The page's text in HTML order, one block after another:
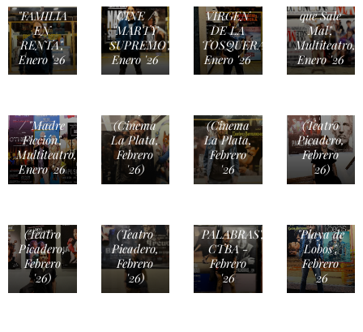
"FAMILIA
EN
RENTA",
Enero '26
CINE /
"MARTY
SUPREMO",
Enero '26
VIRGEN
DE LA
TOSQUERA",
Enero '26
que Sale
Mal",
Multiteatro,
Enero '26
/ "Madre
Ficción",
Multiteatro,
Enero '26
(Cinema
La Plata,
Febrero
'26)
(Cinema
La Plata,
Febrero
'26
(Teatro
Picadero,
Febrero
'26)
TEATRO
(Teatro
Picadero,
Febrero
'26)
TEATRO
(Teatro
Picadero,
Febrero
'26)
PALABRAS",
CTBA -
Febrero
'26
"Playa de
Lobos",
Febrero
'26